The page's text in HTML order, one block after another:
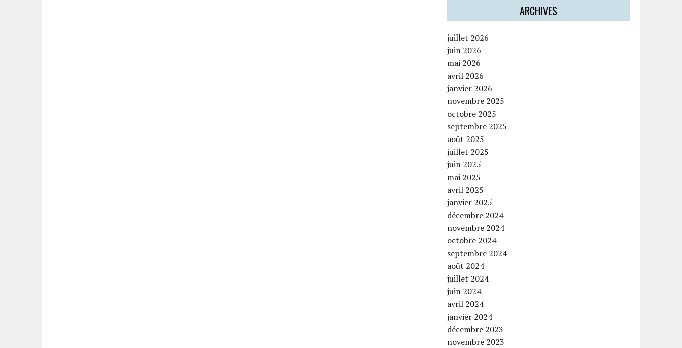
ARCHIVES
juillet 2026
juin 2026
mai 2026
avril 2026
janvier 2026
novembre 2025
octobre 2025
septembre 2025
août 2025
juillet 2025
juin 2025
mai 2025
avril 2025
janvier 2025
décembre 2024
novembre 2024
octobre 2024
septembre 2024
août 2024
juillet 2024
juin 2024
avril 2024
janvier 2024
décembre 2023
novembre 2023